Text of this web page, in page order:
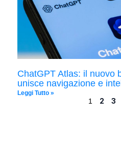
ChatGPT Atlas: il nuovo
unisce navigazione e
Leggi Tutto »
1 2 3